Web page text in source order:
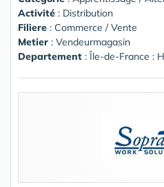
Activité : Distribution
Filiere : Commerce / Vente
Metier : Vendeurmagasin
Departement : Île-de-France :